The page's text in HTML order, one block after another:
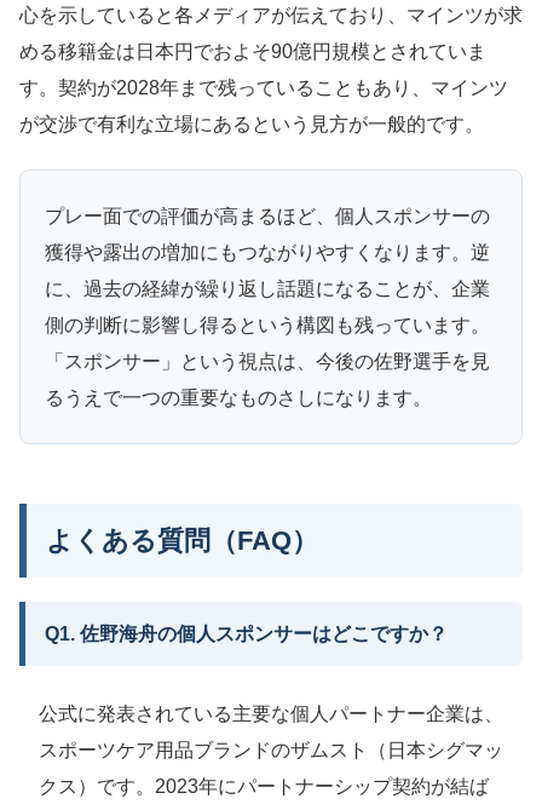
心を示していると各メディアが伝えており、マインツが求
める移籍金は日本円でおよそ90億円規模とされていま
す。契約が2028年まで残っていることもあり、マインツ
が交渉で有利な立場にあるという見方が一般的です。
プレー面での評価が高まるほど、個人スポンサーの
獲得や露出の増加にもつながりやすくなります。逆
に、過去の経緯が繰り返し話題になることが、企業
側の判断に影響し得るという構図も残っています。
「スポンサー」という視点は、今後の佐野選手を見
るうえで一つの重要なものさしになります。
よくある質問（FAQ）
Q1. 佐野海舟の個人スポンサーはどこですか？
公式に発表されている主要な個人パートナー企業は、
スポーツケア用品ブランドのザムスト（日本シグマッ
クス）です。2023年にパートナーシップ契約が結ば